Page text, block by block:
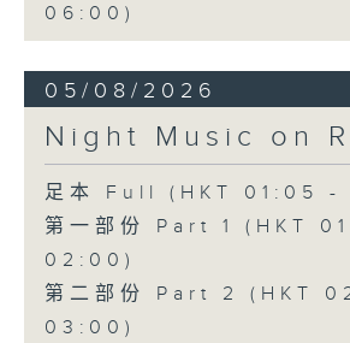
06:00)
05/08/2026
Night Music on
足本 Full (HKT 01:05 -
第一部份 Part 1 (HKT
02:00)
第二部份 Part 2 (HKT
03:00)